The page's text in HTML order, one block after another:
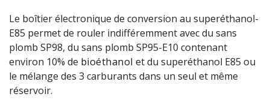
Le boîtier électronique de conversion au superéthanol-
E85 permet de rouler indifféremment avec du sans
plomb SP98, du sans plomb SP95-E10 contenant
environ 10% de bioéthanol et du superéthanol E85 ou
le mélange des 3 carburants dans un seul et même
réservoir.